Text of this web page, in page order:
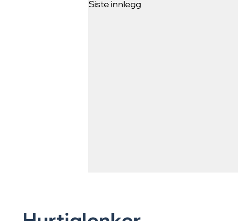
Siste innlegg
Servietter